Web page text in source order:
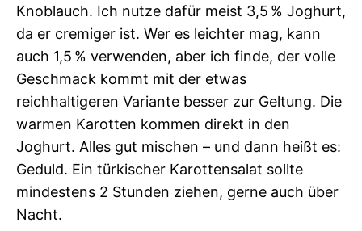
Knoblauch. Ich nutze dafür meist 3,5 % Joghurt,
da er cremiger ist. Wer es leichter mag, kann
auch 1,5 % verwenden, aber ich finde, der volle
Geschmack kommt mit der etwas
reichhaltigeren Variante besser zur Geltung. Die
warmen Karotten kommen direkt in den
Joghurt. Alles gut mischen – und dann heißt es:
Geduld. Ein türkischer Karottensalat sollte
mindestens 2 Stunden ziehen, gerne auch über
Nacht.